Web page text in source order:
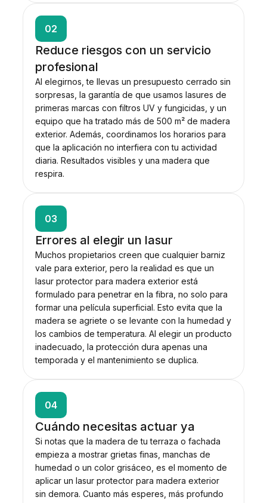
02
Reduce riesgos con un servicio
profesional
Al elegirnos, te llevas un presupuesto cerrado sin
sorpresas, la garantía de que usamos lasures de
primeras marcas con filtros UV y fungicidas, y un
equipo que ha tratado más de 500 m² de madera
exterior. Además, coordinamos los horarios para
que la aplicación no interfiera con tu actividad
diaria. Resultados visibles y una madera que
respira.
03
Errores al elegir un lasur
Muchos propietarios creen que cualquier barniz
vale para exterior, pero la realidad es que un
lasur protector para madera exterior está
formulado para penetrar en la fibra, no solo para
formar una película superficial. Esto evita que la
madera se agriete o se levante con la humedad y
los cambios de temperatura. Al elegir un producto
inadecuado, la protección dura apenas una
temporada y el mantenimiento se duplica.
04
Cuándo necesitas actuar ya
Si notas que la madera de tu terraza o fachada
empieza a mostrar grietas finas, manchas de
humedad o un color grisáceo, es el momento de
aplicar un lasur protector para madera exterior
sin demora. Cuanto más esperes, más profundo